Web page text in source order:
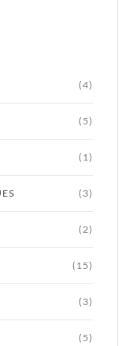
(4)
(5)
(1)
(3)
(2)
(15)
(3)
(5)